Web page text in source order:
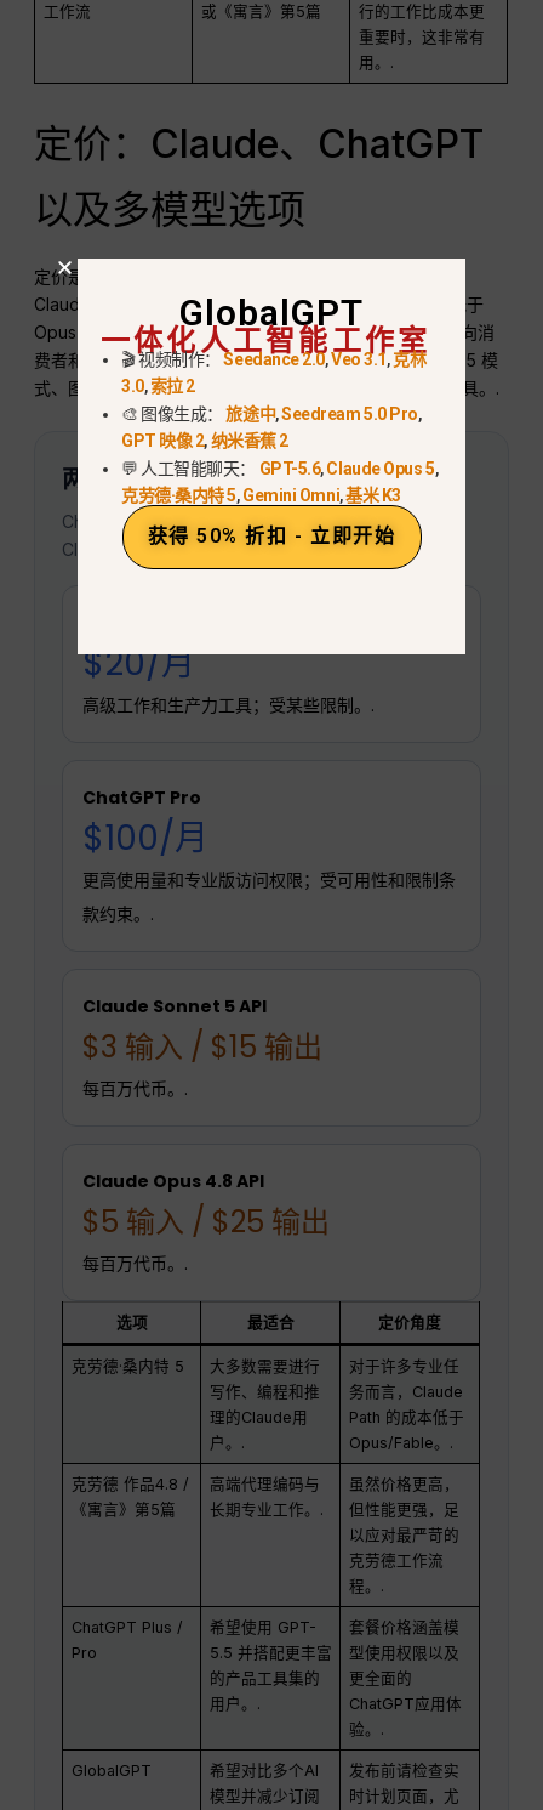
工作流 或《寓言》第5篇
行的工作比成本更
重要时，这非常有
用。.
定价：Claude、ChatGPT
以及多模型选项
定价是 Claude 与 ChatGPT 之间最大的实际差异之一。
Claude 的 API 定价因模型而异，其中 Sonnet 5 的定价低于
Opus 4.8 和 Fable 5。 ChatGPT 的定价模式更类似于面向消
费者和团队的产品，具体套餐决定了用户能否使用 GPT-5.5 模
式、图像生成、研究功能、Codex、内存、项目及其他工具。.
两种定价体系，两种不同的购买决策
ChatGPT 套餐为按月订阅的应用服务。下文中的
Claude 数据为每百万代币的 API 价格。.
$20/月
高级工作和生产力工具；受某些限制。.
ChatGPT Pro
$100/月
更高使用量和专业版访问权限；受可用性和限制条
款约束。.
Claude Sonnet 5 API
$3 输入 / $15 输出
每百万代币。.
Claude Opus 4.8 API
$5 输入 / $25 输出
每百万代币。.
选项 最适合 定价角度
克劳德·桑内特 5
大多数需要进行
写作、编程和推
理的Claude用
户。.
对于许多专业任
务而言，Claude
Path 的成本低于
Opus/Fable。.
克劳德 作品4.8 /
《寓言》第5篇
高端代理编码与
长期专业工作。.
虽然价格更高，
但性能更强，足
以应对最严苛的
克劳德工作流
程。.
ChatGPT Plus /
Pro
希望使用 GPT-
5.5 并搭配更丰富
的产品工具集的
用户。.
套餐价格涵盖模
型使用权限以及
更全面的
ChatGPT应用体
验。.
GlobalGPT
希望对比多个AI
模型并减少订阅
发布前请检查实
时计划页面，尤
GlobalGPT
一体化人工智能工作室
🎬 视频制作：Seedance 2.0,Veo 3.1,克林
3.0,索拉 2
🎨 图像生成：旅途中,Seedream 5.0 Pro,
GPT 映像 2,纳米香蕉 2
💬 人工智能聊天： GPT-5.6,Claude Opus 5,
克劳德·桑内特 5,Gemini Omni,基米 K3
获得 50% 折扣 - 立即开始